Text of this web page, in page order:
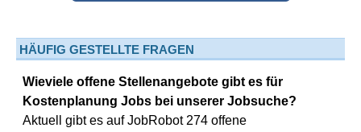
HÄUFIG GESTELLTE FRAGEN
Wieviele offene Stellenangebote gibt es für
Kostenplanung Jobs bei unserer Jobsuche?
Aktuell gibt es auf JobRobot 274 offene